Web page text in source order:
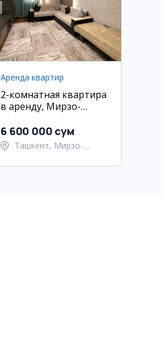
Аренда квартир
2-комнатная квартира
в аренду, Мирзо-
Паркентская
6 600 000 сум
Ташкент, Мирзо-